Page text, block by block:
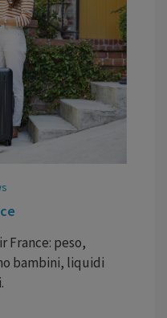
France: peso,
bambini, liquidi